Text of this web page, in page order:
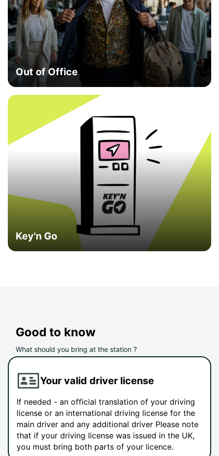
Out of Office
Key'n Go
Good to know
What should you bring at the station ?
Your valid driver license
If needed - an official translation of your driving
license or an international driving license for the
main driver and any additional driver Please note
that if your driving license was issued in the UK,
you must bring both parts of your licence.